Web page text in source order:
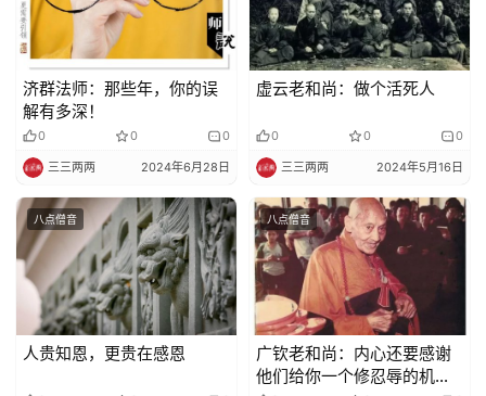
济群法师：那些年，你的误
解有多深！
0 0 0
三三两两 2024年6月28日
虚云老和尚：做个活死人
0 0 0
三三两两 2024年5月16日
八点僧音
人贵知恩，更贵在感恩
八点僧音
广钦老和尚：内心还要感谢
他们给你一个修忍辱的机